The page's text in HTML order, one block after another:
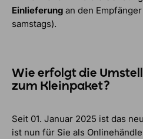
Einlieferung an den
samstags).
Wie erfolgt die
zum Kleinpaket?
Seit 01. Januar 2025 ist das
ist nun für Sie als